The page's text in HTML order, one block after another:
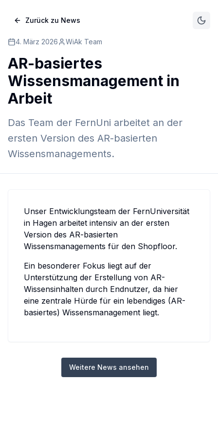
Zurück zu News
4. März 2026 WiAk Team
AR-basiertes
Wissensmanagement in
Arbeit
Das Team der FernUni arbeitet an der
ersten Version des AR-basierten
Wissensmanagements.
Unser Entwicklungsteam der FernUniversität
in Hagen arbeitet intensiv an der ersten
Version des AR-basierten
Wissensmanagements für den Shopfloor.
Ein besonderer Fokus liegt auf der
Unterstützung der Erstellung von AR-
Wissensinhalten durch Endnutzer, da hier
eine zentrale Hürde für ein lebendiges (AR-
basiertes) Wissensmanagement liegt.
Weitere News ansehen